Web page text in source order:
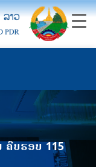
ບຮອບ 115